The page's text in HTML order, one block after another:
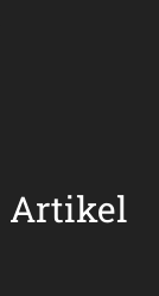
Artikel